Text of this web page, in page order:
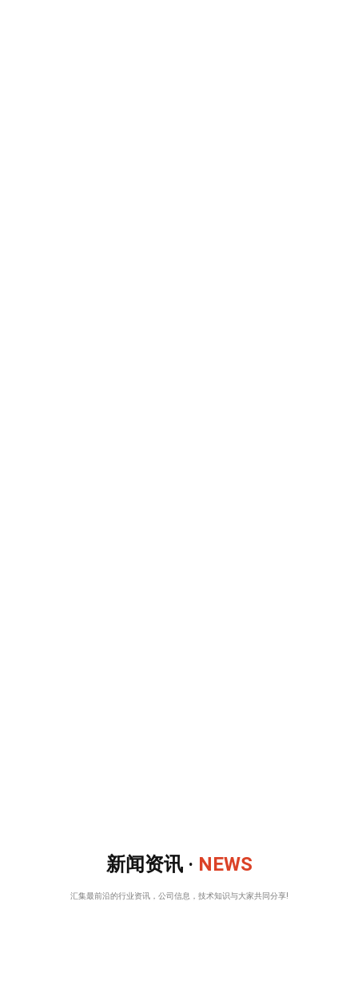
新闻资讯 · NEWS
汇集最前沿的行业资讯，公司信息，技术知识与大家共同分享!